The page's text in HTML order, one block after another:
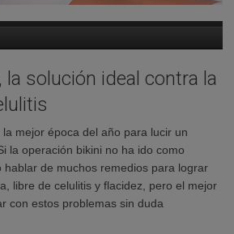
la solución ideal contra la
mejor época del año para lucir un
la operación bikini no ha ido como
de muchos remedios para lograr
libre de celulitis y flacidez, pero el mejor
con estos problemas sin duda